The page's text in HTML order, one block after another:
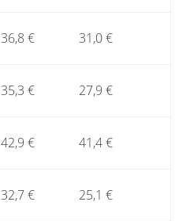
36,8 € 31,0 €
35,3 € 27,9 €
42,9 € 41,4 €
32,7 € 25,1 €